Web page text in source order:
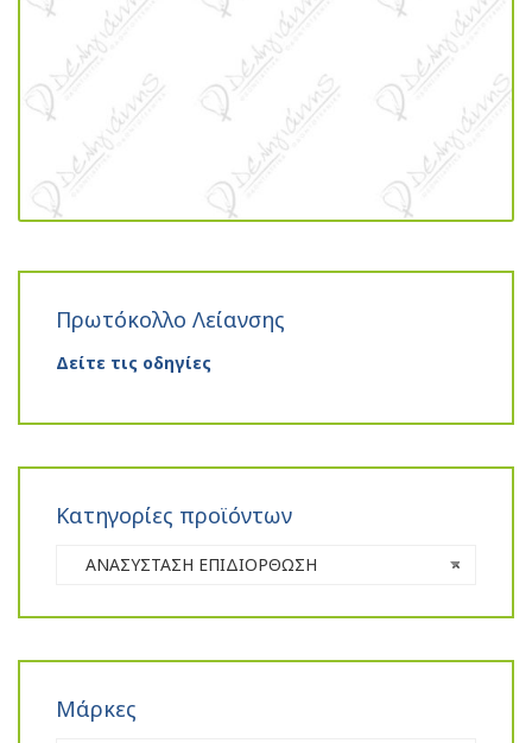
Πρωτόκολλο Λείανσης
Δείτε τις οδηγίες
Κατηγορίες προϊόντων
×
ΑΝΑΣΥΣΤΑΣΗ ΕΠΙΔΙΟΡΘΩΣΗ
Μάρκες